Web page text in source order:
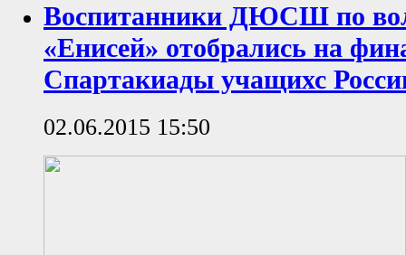
Воспитанники ДЮСШ по
«Енисей» отобрались на
Спартакиады учащихс
02.06.2015 15:50